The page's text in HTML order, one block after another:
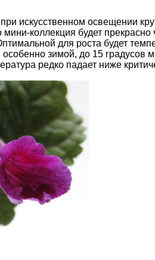
искусственном освещении
коллекция будет
для роста будет
зимой, до 15 градусов
редко падает ниже